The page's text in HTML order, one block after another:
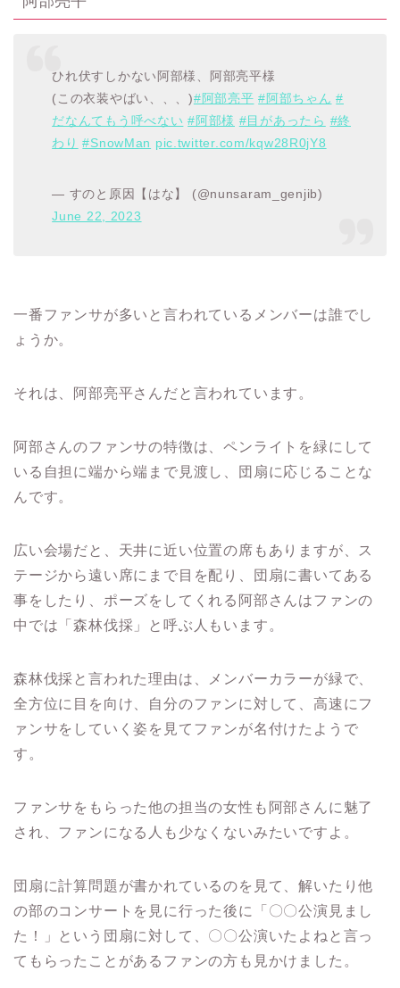
ひれ伏すしかない阿部様、阿部亮平様
(この衣装やばい、、、)#阿部亮平 #阿部ちゃん #
だなんてもう呼べない #阿部様 #目があったら #終
わり #SnowMan pic.twitter.com/kqw28R0jY8
— すのと原因【はな】 (@nunsaram_genjib)
June 22, 2023
一番ファンサが多いと言われているメンバーは誰でし
ょうか。
それは、阿部亮平さんだと言われています。
阿部さんのファンサの特徴は、ペンライトを緑にして
いる自担に端から端まで見渡し、団扇に応じることな
んです。
広い会場だと、天井に近い位置の席もありますが、ス
テージから遠い席にまで目を配り、団扇に書いてある
事をしたり、ポーズをしてくれる阿部さんはファンの
中では「森林伐採」と呼ぶ人もいます。
森林伐採と言われた理由は、メンバーカラーが緑で、
全方位に目を向け、自分のファンに対して、高速にフ
ァンサをしていく姿を見てファンが名付けたようで
す。
ファンサをもらった他の担当の女性も阿部さんに魅了
され、ファンになる人も少なくないみたいですよ。
団扇に計算問題が書かれているのを見て、解いたり他
の部のコンサートを見に行った後に「〇〇公演見まし
た！」という団扇に対して、〇〇公演いたよねと言っ
てもらったことがあるファンの方も見かけました。